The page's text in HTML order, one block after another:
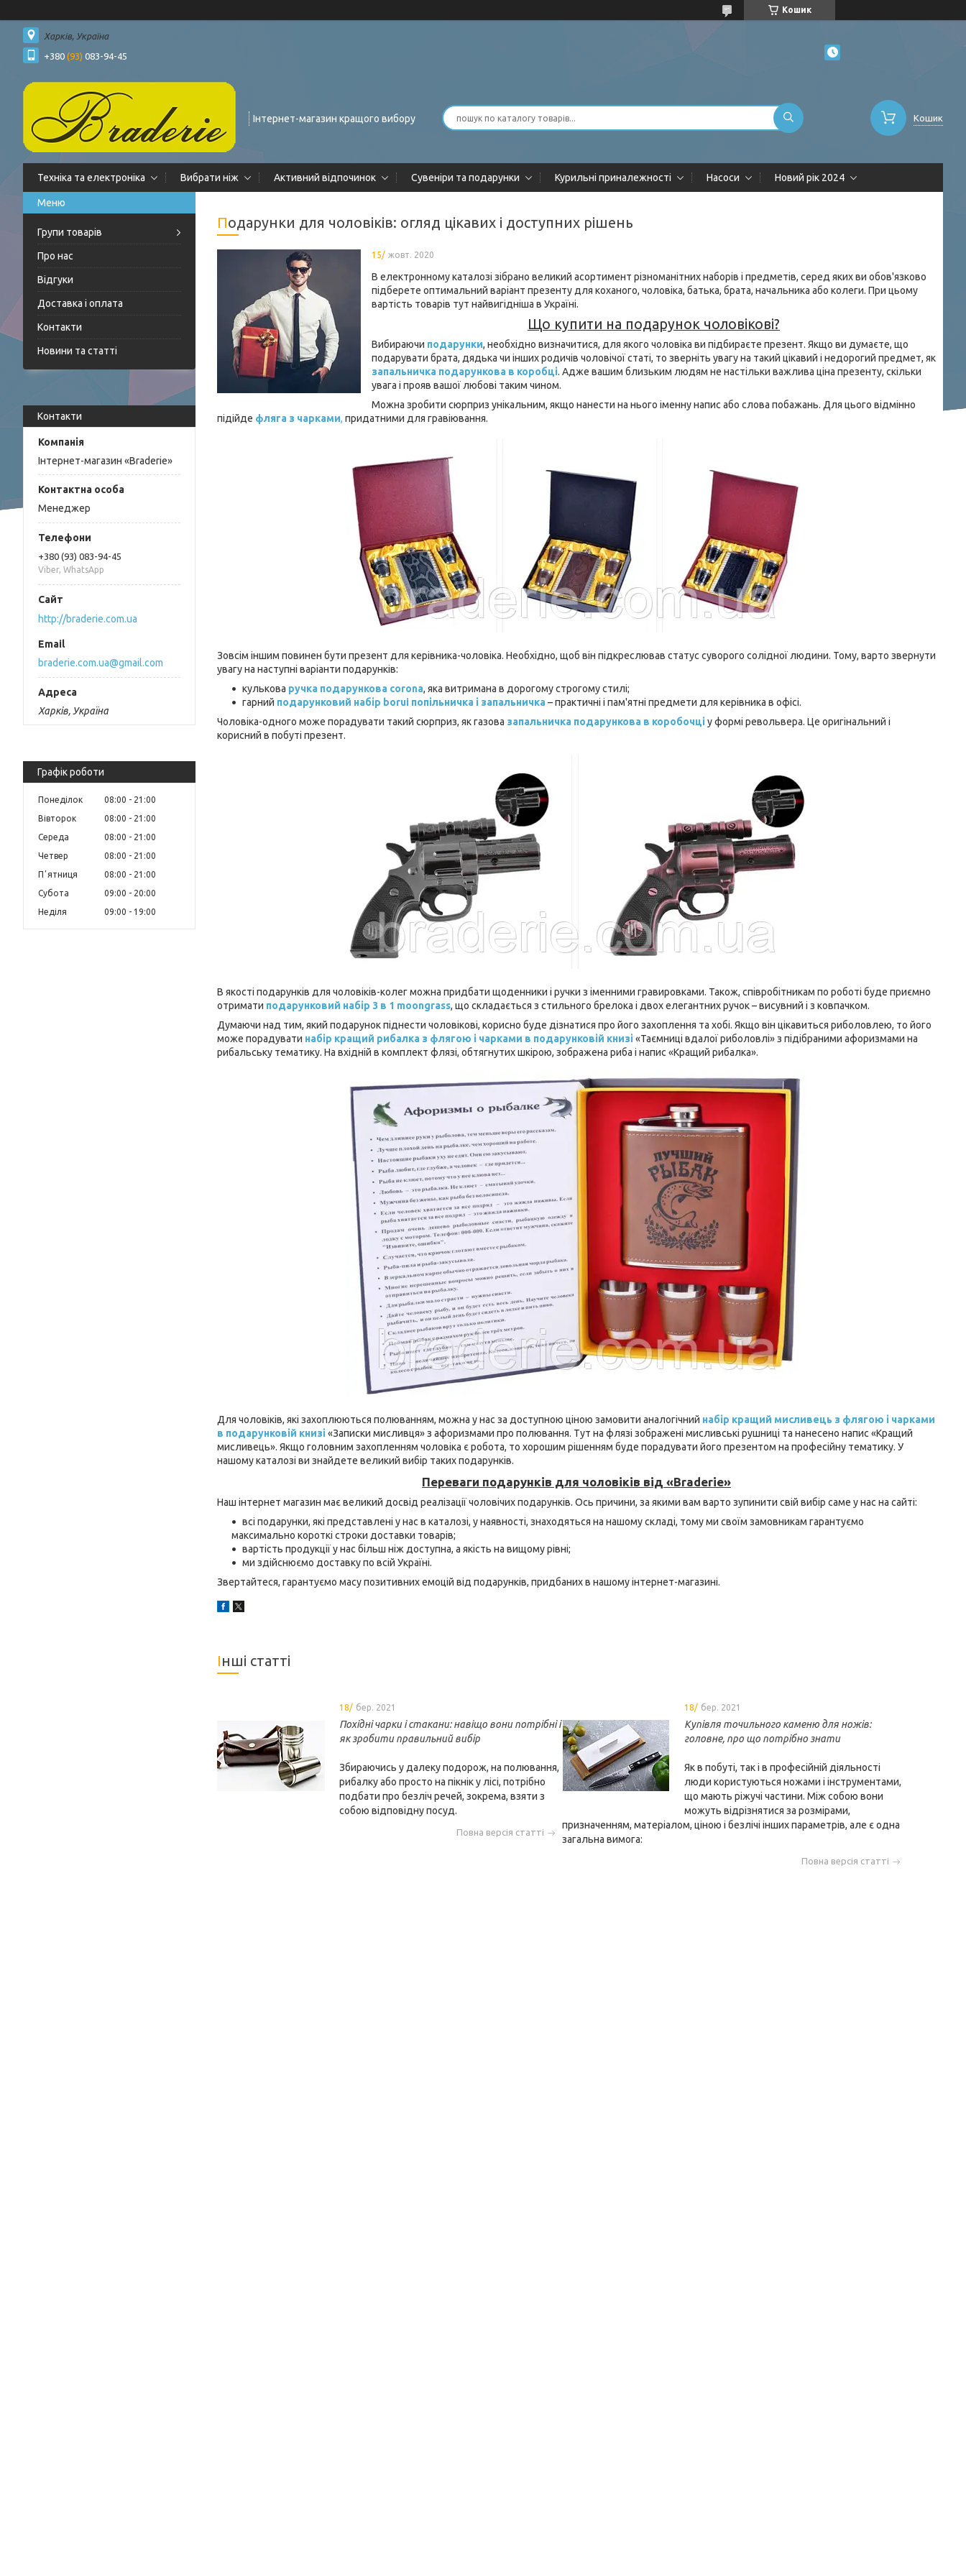
Кошик
Харків, Україна
+380 (93) 083-94-45
Інтернет-магазин кращого вибору Кошик
Техніка та електроніка Вибрати ніж Активний відпочинок Сувеніри та подарунки Курильні приналежності Насоси Новий рік 2024
Групи товарів
Про нас
Відгуки
Доставка і оплата
Контакти
Новини та статті
Контакти
Інтернет-магазин «Braderie»
Менеджер
+380 (93) 083-94-45
Viber, WhatsApp
http://braderie.com.ua
braderie.com.ua@gmail.com
Харків, Україна
Графік роботи
Понеділок 08:00
21:00
Вівторок
08:00
21:00
Середа
08:00
21:00
Четвер
08:00
21:00
Пʼятниця
08:00
21:00
Субота
09:00
20:00
Неділя
09:00 19:00
Подарунки для чоловіків: огляд цікавих і доступних рішень
15/ жовт. 2020
В електронному каталозі зібрано великий асортимент різноманітних наборів і предметів, серед яких ви обов'язково
підберете оптимальний варіант презенту для коханого, чоловіка, батька, брата, начальника або колеги. При цьому
вартість товарів тут найвигідніша в Україні.
Що купити на подарунок чоловікові?
Вибираючи подарунки, необхідно визначитися, для якого чоловіка ви підбираєте презент. Якщо ви думаєте, що
подарувати брата, дядька чи інших родичів чоловічої статі, то зверніть увагу на такий цікавий і недорогий предмет, як
запальничка подарункова в коробці. Адже вашим близьким людям не настільки важлива ціна презенту, скільки
увага і прояв вашої любові таким чином.
Можна зробити сюрприз унікальним, якщо нанести на нього іменну напис або слова побажань. Для цього відмінно
підійде фляга з чарками, придатними для гравіювання.
Зовсім іншим повинен бути презент для керівника-чоловіка. Необхідно, щоб він підкреслював статус суворого солідної людини. Тому, варто звернути
увагу на наступні варіанти подарунків:
кулькова ручка подарункова corona, яка витримана в дорогому строгому стилі;
гарний подарунковий набір borui попільничка і запальничка – практичні і пам'ятні предмети для керівника в офісі.
Чоловіка-одного може порадувати такий сюрприз, як газова запальничка подарункова в коробочці у формі револьвера. Це оригінальний і
корисний в побуті презент.
В якості подарунків для чоловіків-колег можна придбати щоденники і ручки з іменними гравировками. Також, співробітникам по роботі буде приємно
отримати подарунковий набір 3 в 1 moongrass, що складається з стильного брелока і двох елегантних ручок – висувний і з ковпачком.
Думаючи над тим, який подарунок піднести чоловікові, корисно буде дізнатися про його захоплення та хобі. Якщо він цікавиться риболовлею, то його
може порадувати набір кращий рибалка з флягою і чарками в подарунковій книзі «Таємниці вдалої риболовлі» з підібраними афоризмами на
рибальську тематику. На вхідній в комплект флязі, обтягнутих шкірою, зображена риба і напис «Кращий рибалка».
Для чоловіків, які захоплюються полюванням, можна у нас за доступною ціною замовити аналогічний набір кращий мисливець з флягою і чарками
в подарунковій книзі «Записки мисливця» з афоризмами про полювання. Тут на флязі зображені мисливські рушниці та нанесено напис «Кращий
мисливець». Якщо головним захопленням чоловіка є робота, то хорошим рішенням буде порадувати його презентом на професійну тематику. У
нашому каталозі ви знайдете великий вибір таких подарунків.
Переваги подарунків для чоловіків від «Braderie»
Наш інтернет магазин має великий досвід реалізації чоловічих подарунків. Ось причини, за якими вам варто зупинити свій вибір саме у нас на сайті:
всі подарунки, які представлені у нас в каталозі, у наявності, знаходяться на нашому складі, тому ми своїм замовникам гарантуємо
максимально короткі строки доставки товарів;
вартість продукції у нас більш ніж доступна, а якість на вищому рівні;
ми здійснюємо доставку по всій Україні.
Звертайтеся, гарантуємо масу позитивних емоцій від подарунків, придбаних в нашому інтернет-магазині.
Інші статті
18/ бер. 2021
Похідні чарки і стакани: навіщо вони потрібні і
як зробити правильний вибір
Збираючись у далеку подорож, на полювання,
рибалку або просто на пікнік у лісі, потрібно
подбати про безліч речей, зокрема, взяти з
собою відповідну посуд.
Повна версія статті
18/ бер. 2021
Купівля точильного каменю для ножів:
головне, про що потрібно знати
Як в побуті, так і в професійній діяльності
люди користуються ножами і інструментами,
що мають ріжучі частини. Між собою вони
можуть відрізнятися за розмірами,
призначенням, матеріалом, ціною і безлічі інших параметрів, але є одна
загальна вимога:
Повна версія статті